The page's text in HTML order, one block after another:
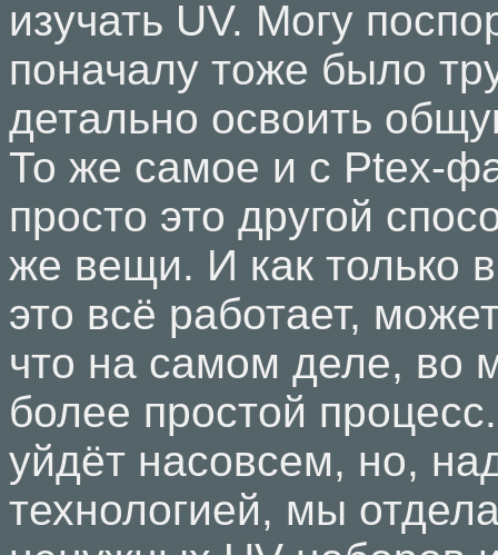
изучать UV. Могу
поначалу тоже было
детально освоить
То же самое и с Ptex-
просто это другой
же вещи. И как только
это всё работает,
что на самом деле, во
более простой
уйдёт насовсем, но,
технологией, мы